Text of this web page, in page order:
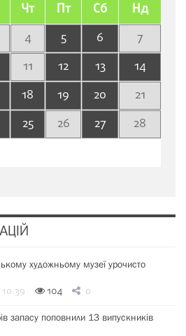
Чт Пт Сб Нд
4 5 6
7
11 12 13
14
18 19 20
21
25 26 27
28
художньому музеї урочисто
104 0
запасу поповнили 13 випускників